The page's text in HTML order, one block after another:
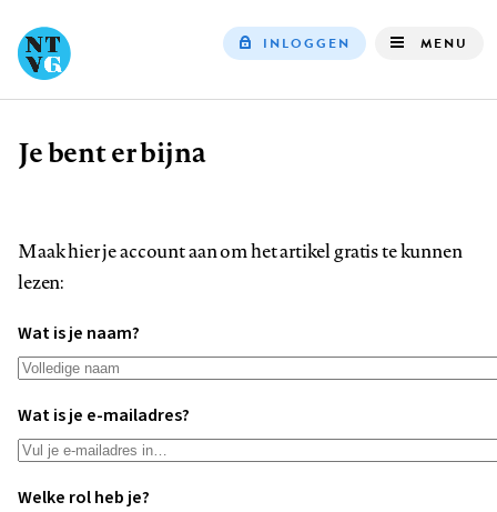
INLOGGEN MENU
Kruimelpad
Je bent er bijna
Maak hier je account aan om het artikel gratis te kunnen
lezen:
Wat is je naam?
Wat is je e-mailadres?
Welke rol heb je?